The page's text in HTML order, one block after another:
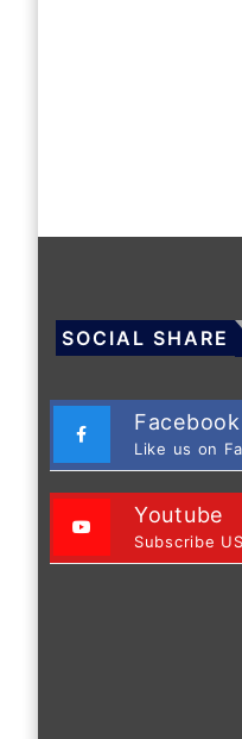
SOCIAL SHARE
Facebook
Like us on
Youtube
Subscribe US